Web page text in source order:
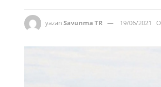
yazan Savunma TR 19/06/2021